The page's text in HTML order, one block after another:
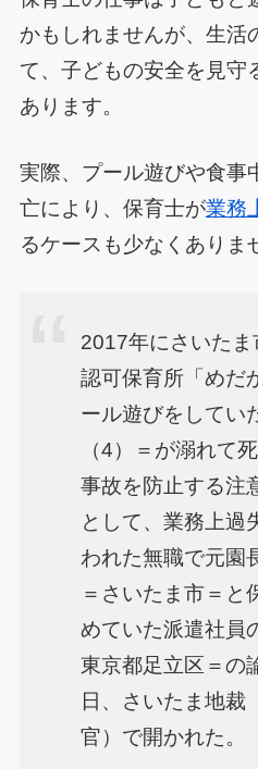
かもしれませんが、生活
て、子どもの安全を見守
あります。
実際、プール遊びや食事
亡により、保育士が業務
るケースも少なくありま
2017年にさいた
認可保育所「めだ
ール遊びをしてい
（4）＝が溺れて
事故を防止する注
として、業務上過
われた無職で元園
＝さいたま市＝と
めていた派遣社員
東京都足立区＝の
日、さいたま地裁
官）で開かれた。